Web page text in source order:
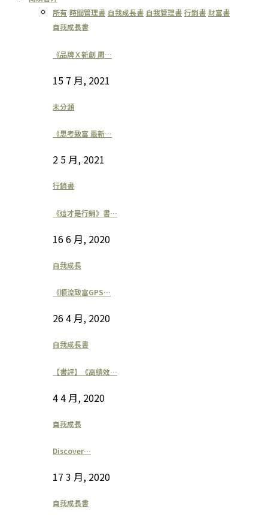
所有 時間管理書 自我成長書 自我管理書 行銷書 財富書
自我成長書
《品牌Ｘ新創 周…
15 7 月, 2021
未分類
《思考致富 最新…
2 5 月, 2021
行銷書
《這才是行銷》書…
16 6 月, 2020
自我成長
《順流致富GPS…
26 4 月, 2020
自我成長書
【書評】《高績效…
4 4 月, 2020
自我成長
Discover…
17 3 月, 2020
自我成長書